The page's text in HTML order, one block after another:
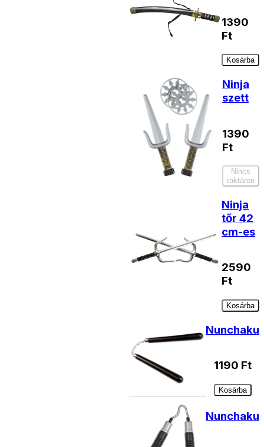
1390
Ft
Kosárba
Ninja
szett
1390
Ft
Nincs
raktáron
Ninja
tőr 42
cm-es
2590
Ft
Kosárba
Nunchaku
1190 Ft
Kosárba
Nunchaku